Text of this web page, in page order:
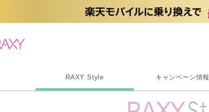
RAXY Style キャンペーン情報